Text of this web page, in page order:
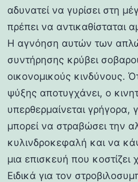
αδυνατεί να γυρίσει στη
πρέπει να αντικαθίσταται
Η αγνόηση αυτών των
συντήρησης κρύβει
οικονομικούς κινδύνους.
ψύξης αποτυγχάνει, ο
υπερθερμαίνεται γρήγορα,
μπορεί να στραβώσει την
κυλινδροκεφαλή και να
μια επισκευή που κοστίζει
Ειδικά για τον